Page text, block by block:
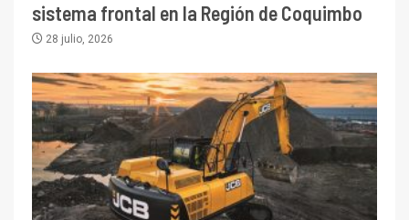
sistema frontal en la Región de Coquimbo
28 julio, 2026